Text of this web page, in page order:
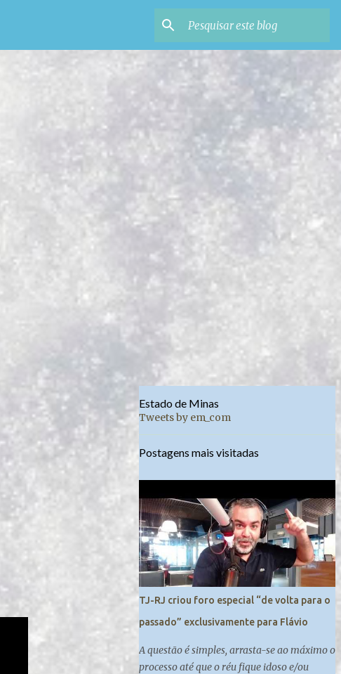
Estado de Minas
Tweets by em_com
Postagens mais visitadas
TJ-RJ criou foro especial “de volta para o
passado” exclusivamente para Flávio
A questão é simples, arrasta-se ao máximo o
processo até que o réu fique idoso e/ou